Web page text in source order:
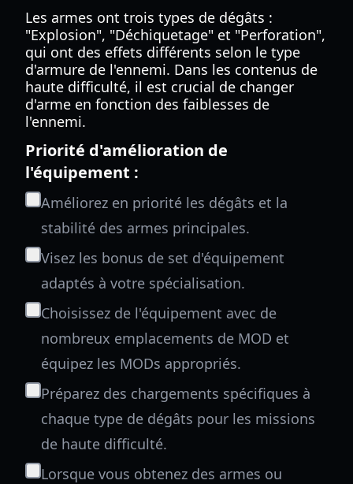
Les armes ont trois types de dégâts :
"Explosion", "Déchiquetage" et "Perforation",
qui ont des effets différents selon le type
d'armure de l'ennemi. Dans les contenus de
haute difficulté, il est crucial de changer
d'arme en fonction des faiblesses de
l'ennemi.
Priorité d'amélioration de
l'équipement :
Améliorez en priorité les dégâts et la
stabilité des armes principales.
Visez les bonus de set d'équipement
adaptés à votre spécialisation.
Choisissez de l'équipement avec de
nombreux emplacements de MOD et
équipez les MODs appropriés.
Préparez des chargements spécifiques à
chaque type de dégâts pour les missions
de haute difficulté.
Lorsque vous obtenez des armes ou